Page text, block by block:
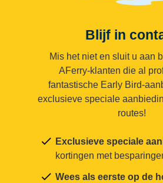
Blijf in
Mis het niet en sluit u aan
AFerry-klanten die al
fantastische Early Bird-
exclusieve speciale
routes!
Exclusieve speciale
kortingen met
Wees als eerste op de